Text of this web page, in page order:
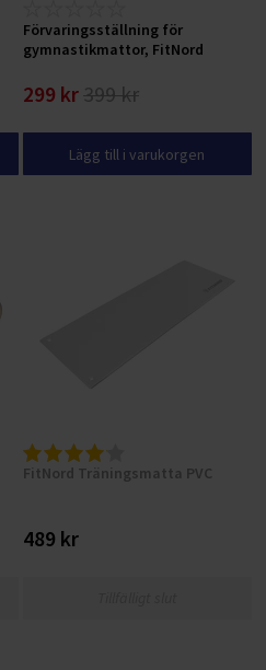
Förvaringsställning för
gymnastikmattor, FitNord
299 kr399 kr
Lägg till i varukorgen
FitNord Träningsmatta PVC
489 kr